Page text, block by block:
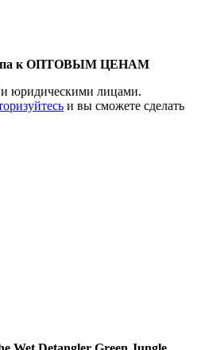
к ОПТОВЫМ ЦЕНАМ
юридическими лицами.
и вы сможете сделать